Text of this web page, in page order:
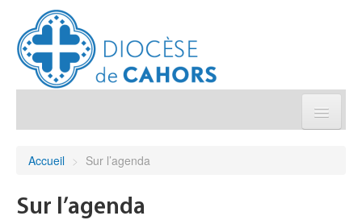
Accueil > Sur l’agenda
Sur l’agenda